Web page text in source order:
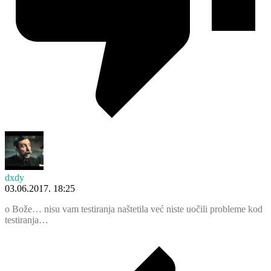
dxdy
03.06.2017. 18:25
o Bože… nisu vam testiranja naštetila već niste uočili probleme kod
testiranja…